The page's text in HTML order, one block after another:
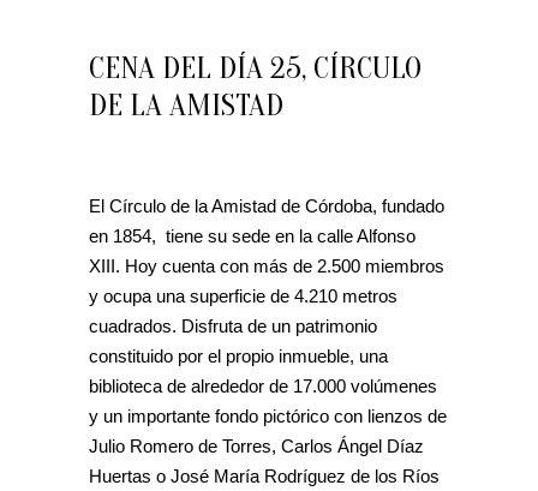
CENA DEL DÍA 25, CÍRCULO
DE LA AMISTAD
El Círculo de la Amistad de Córdoba, fundado
en 1854, tiene su sede en la calle Alfonso
XIII. Hoy cuenta con más de 2.500 miembros
y ocupa una superficie de 4.210 metros
cuadrados. Disfruta de un patrimonio
constituido por el propio inmueble, una
biblioteca de alrededor de 17.000 volúmenes
y un importante fondo pictórico con lienzos de
Julio Romero de Torres, Carlos Ángel Díaz
Huertas o José María Rodríguez de los Ríos